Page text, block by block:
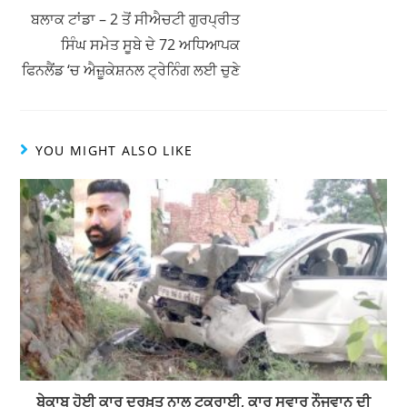
p o
k
ਬਲਾਕ ਟਾਂਡਾ – 2 ਤੋਂ ਸੀਐਚਟੀ ਗੁਰਪ੍ਰੀਤ
ਸਿੰਘ ਸਮੇਤ ਸੂਬੇ ਦੇ 72 ਅਧਿਆਪਕ
ਫਿਨਲੈਂਡ ‘ਚ ਐਜ਼ੂਕੇਸ਼ਨਲ ਟ੍ਰੇਨਿੰਗ ਲਈ ਚੁਣੇ
YOU MIGHT ALSO LIKE
ਬੇਕਾਬੂ ਹੋਈ ਕਾਰ ਦਰਖ਼ਤ ਨਾਲ ਟਕਰਾਈ, ਕਾਰ ਸਵਾਰ ਨੌਜਵਾਨ ਦੀ